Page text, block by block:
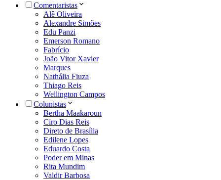
Comentaristas
Alê Oliveira
Alexandre Simões
Edu Panzi
Emerson Romano
Fabrício
João Vitor Xavier
Marques
Nathália Fiuza
Thiago Reis
Wellington Campos
Colunistas
Bertha Maakaroun
Ciro Dias Reis
Direto de Brasília
Edilene Lopes
Eduardo Costa
Poder em Minas
Rita Mundim
Valdir Barbosa